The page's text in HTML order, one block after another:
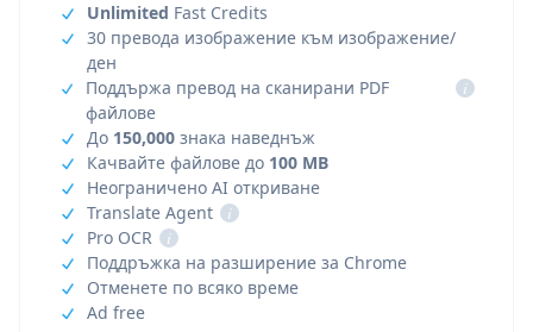
Unlimited Fast Credits
30 превода изображение към изображение/
ден
Поддържа превод на сканирани PDF
файлове
i
До 150,000 знака наведнъж
Качвайте файлове до 100 MB
Неограничено AI откриване
Translate Agent
i
Pro OCR
i
Поддръжка на разширение за Chrome
Отменете по всяко време
Ad free